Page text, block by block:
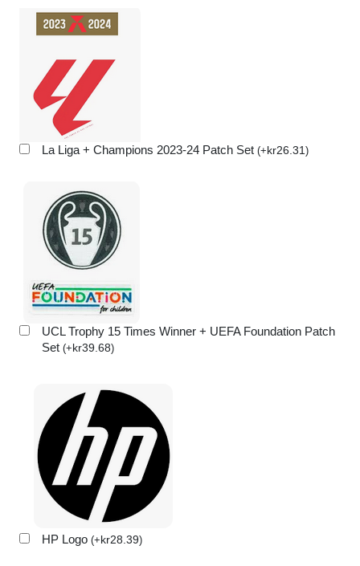
La Liga + Champions 2023-24 Patch Set (+kr26.31 )
UCL Trophy 15 Times Winner + UEFA Foundation Patch
Set (+kr39.68)
HP Logo (+kr28.39)